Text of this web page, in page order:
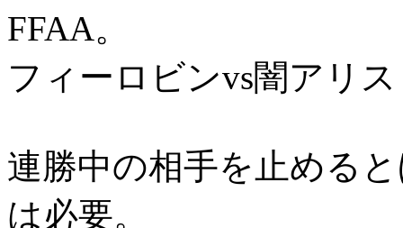
FFAA。
フィーロビンvs闇アリス
連勝中の相手を止める
は必要。